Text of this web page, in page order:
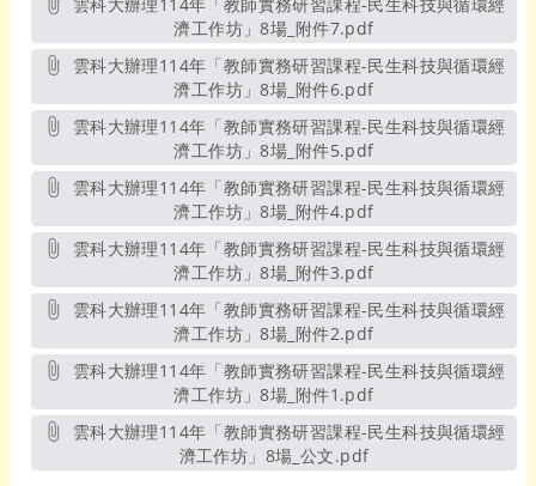
濟工作坊」8場_附件7.pdf另開新視窗
濟工作坊」8場_附件6.pdf另開新視窗
濟工作坊」8場_附件5.pdf另開新視窗
濟工作坊」8場_附件4.pdf另開新視窗
濟工作坊」8場_附件3.pdf另開新視窗
濟工作坊」8場_附件2.pdf另開新視窗
濟工作坊」8場_附件1.pdf另開新視窗
濟工作坊」8場_公文.pdf另開新視窗